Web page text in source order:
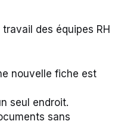
des équipes RH
nouvelle fiche est
seul endroit.
sans